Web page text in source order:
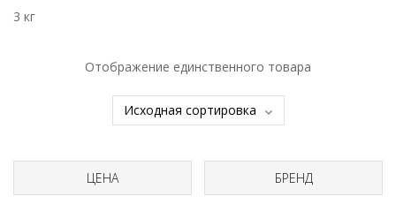
3 кг
Отображение единственного товара
ЦЕНА БРЕНД